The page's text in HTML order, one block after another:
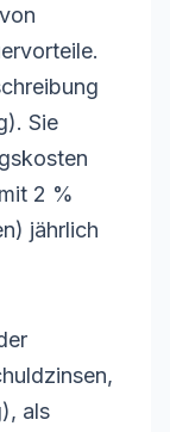
Sie
2 %
jährlich
als